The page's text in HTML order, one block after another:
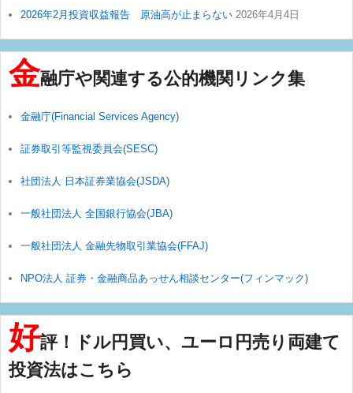
2026年2月投資収益報告 原油高が止まらない 2026年4月4日
金融庁や関連する公的機関リンク集
金融庁(Financial Services Agency)
証券取引等監視委員会(SESC)
社団法人 日本証券業協会(JSDA)
一般社団法人 全国銀行協会(JBA)
一般社団法人 金融先物取引業協会(FFAJ)
NPO法人 証券・金融商品あっせん相談センター(フィンマック)
好評！ドル円買い、ユーロ円売り両建て
投資法はこちら